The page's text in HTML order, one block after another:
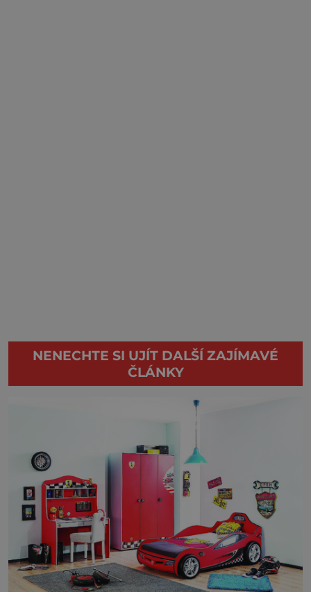
NENECHTE SI UJÍT DALŠÍ ZAJÍMAVÉ
ČLÁNKY